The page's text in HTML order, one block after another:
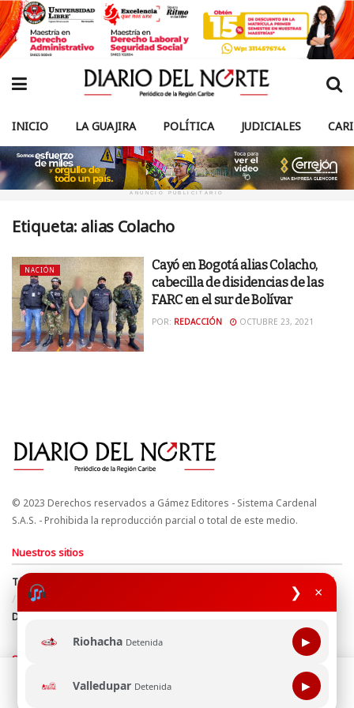
❯ ×
Riohacha Detenida ▶
Valledupar Detenida ▶
INICIO LA GUAJIRA POLÍTICA JUDICIALES
ANUNCIO PUBLICITARIO
Etiqueta: alias Colacho
NACIÓN
Cayó en Bogotá alias Colacho,
cabecilla de disidencias de las
FARC en el sur de Bolívar
POR: REDACCIÓN OCTUBRE 23, 2021
© 2023 Derechos reservados a Gámez Editores - Sistema Cardenal
S.A.S. - Prohibida la reproducción parcial o total de este medio.
Nuestros sitios
Términos y Condiciones
Derechos de Autor y Propiedad Intelectual
Política de uso de cookies
Política de Tratamiento de Datos
Directrices Editoriales
Síguenos
Esta página web usa cookie para mejorar tu experiencia de
navegación, al continuar aceptas nuestra política de uso de